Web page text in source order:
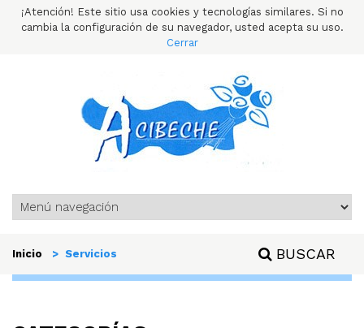
¡Atención! Este sitio usa cookies y tecnologías similares. Si no
cambia la configuración de su navegador, usted acepta su uso.
Cerrar
Inicio > Servicios BUSCAR